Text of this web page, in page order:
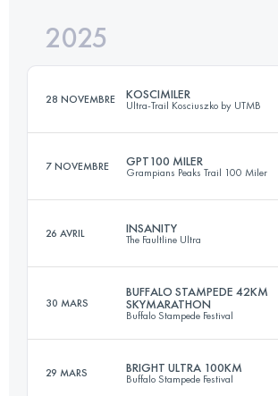
90 KM2337 M+
Connectez-vous pour voir l'UTMB
2025
28 NOVEMBRE KOSCIMILER
Ultra-Trail Kosciuszko by UTMB
7 NOVEMBRE GPT100 MILER
Grampians Peaks Trail 100 Miler
26 AVRIL INSANITY
The Faultline Ultra
161.4 KM4717 M+
30 MARS
BUFFALO STAMPEDE 42KM
SKYMARATHON
Buffalo Stampede Festival
29 MARS BRIGHT ULTRA 100KM
Buffalo Stampede Festival